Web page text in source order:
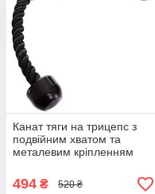
Канат тяги на трицепс з
подвійним хватом та
металевим кріпленням
TA-2728
494 ₴ 520 ₴